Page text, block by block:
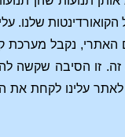
שלנו.
האתרי, נקבל מערכת
זו הסיבה שקשה
עלינו לקחת את